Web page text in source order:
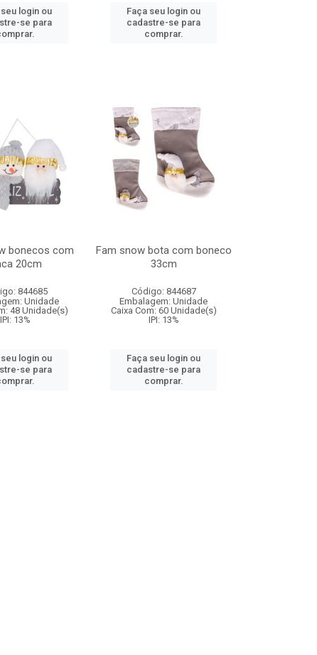
login ou
se para
Faça seu login ou
cadastre-se para
comprar.
bonecos com
20cm
844685
Unidade
48 Unidade(s)
IPI: 13%
login ou
se para
Fam snow bota com boneco
33cm
Código: 844687
Embalagem: Unidade
Caixa Com: 60 Unidade(s)
IPI: 13%
Faça seu login ou
cadastre-se para
comprar.